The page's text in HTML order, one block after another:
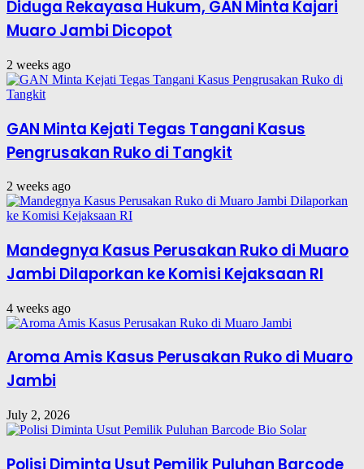
Diduga Rekayasa Hukum, GAN Minta Kajari
Muaro Jambi Dicopot
2 weeks ago
GAN Minta Kejati Tegas Tangani Kasus
Pengrusakan Ruko di Tangkit
2 weeks ago
Mandegnya Kasus Perusakan Ruko di Muaro
Jambi Dilaporkan ke Komisi Kejaksaan RI
4 weeks ago
Aroma Amis Kasus Perusakan Ruko di Muaro
Jambi
July 2, 2026
Polisi Diminta Usut Pemilik Puluhan Barcode